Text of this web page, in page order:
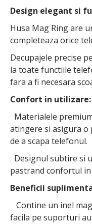
Design elegant si
Husa Mag Ring are
completeaza orice
Decupajele precise
la toate functiile
fara a fi necesara
Confort in utilizare:
Materialele
atingere si asigura o
de a scapa telefonul.
Designul subtire si
pastrand confortul
Beneficii
Contine un inel
facila pe suporturi